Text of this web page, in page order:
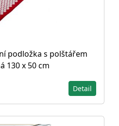
podložka s polštářem
130 x 50 cm
Detail